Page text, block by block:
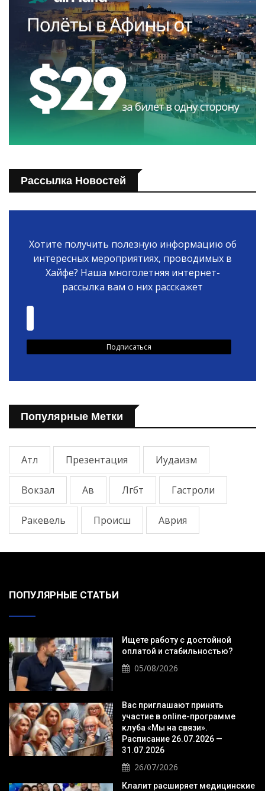
Рассылка Новостей
Хотите получить полезную информацию об
интересных мероприятиях, проводимых в
Хайфе? Наша многолетняя интернет-
рассылка вам о них расскажет
Популярные Метки
Атл Презентация Иудаизм
Вокзал Ав Лгбт Гастроли
Ракевель Происш Аврия
ПОПУЛЯРНЫЕ СТАТЬИ
Ищете работу с достойной
оплатой и стабильностью?
05/08/2026
Вас приглашают принять
участие в online-программе
клуба «Мы на связи».
Расписание 26.07.2026 —
31.07.2026
26/07/2026
Клалит расширяет медицинские